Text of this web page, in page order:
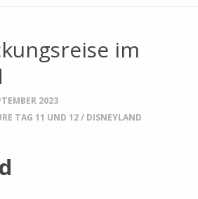
im
2023
TAG 11 UND 12/ DISNEYLAND